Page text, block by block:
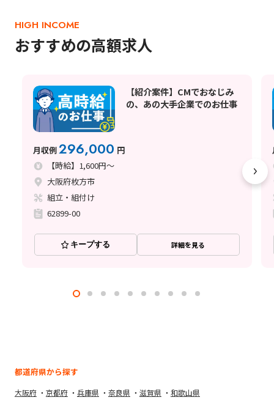
HIGH INCOME
おすすめの高額求人
【紹介案件】CMでおなじみ
の、あの大手企業でのお仕事
月収例296,000 円
【時給】1,600円～
大阪府枚方市
組立・組付け
62899-00
キープする 詳細を見る
都道府県から探す
大阪府 京都府 兵庫県 奈良県 滋賀県 和歌山県